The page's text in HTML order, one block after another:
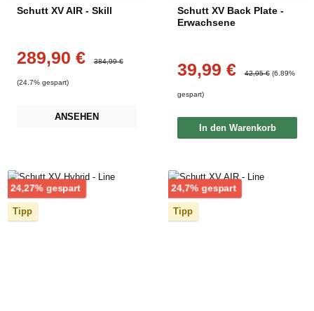
Schutt XV AIR - Skill
Verkaufspreis:
289,90 € 384,99 €
(24.7% gespart)
ANSEHEN
Schutt XV Back Plate -
Erwachsene
Verkaufspreis:
39,99 € 42,95 € (6.89%
gespart)
In den Warenkorb
24,27% gespartRabatt
Tipp
24,7% gespartRabatt
Tipp